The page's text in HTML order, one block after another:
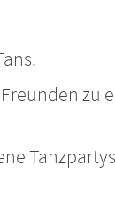
zu